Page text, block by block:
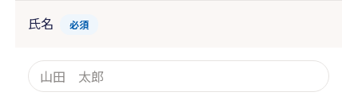
氏名 必須